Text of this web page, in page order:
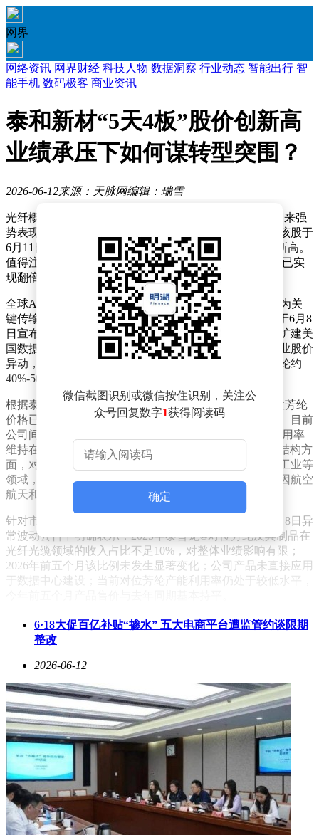
网界
网络资讯 网界财经 科技人物 数据洞察 行业动态 智能出行 智
能手机 数码极客 商业资讯
泰和新材“5天4板”股价创新高
业绩承压下如何谋转型突围？
2026-06-12来源：天脉网编辑：瑞雪
光纤概念热度持续攀升，泰和新材（002254.SZ）股价迎来强
势表现。继6月5日、8日、9日连续三个交易日涨停后，该股于
6月11日再度封板，收盘价定格在18.92元，创下近一年新高。
值得注意的是，当前股价较2025年12月11日9.2元的低点已实
现翻倍增长。
全球AI算力竞争正从芯片层向基础设施层延伸，光纤作为关
键传输介质需求激增。继me ta、英伟达布局后，亚马逊于6月8
日宣布与康宁达成数十亿美元长期光纤采购协议，用于扩建美
国数据中心网络。这一消息直接刺激光纤产业链相关企业股价
异动，泰和新材作为国内芳纶材料龙头，其产品对位芳纶约
40%-50%应用于光缆领域，成为资金追捧对象。
根据泰和新材6月10日披露的投资者关系记录，公司对位芳纶
价格已处于底部区间，自去年底以来呈现温和上涨态势。目前
公司间位芳纶与对位芳纶产能均为1.6万吨，整体产能利用率
维持在70%-80%水平，其中间位芳纶利用率略高。需求结构方
面，对位芳纶除光缆外，还广泛应用于安全防护、汽车工业等
领域，年需求增速保持个位数；间位芳纶下游的芳纶纸因航空
航天和电力行业需求旺盛，近两年保持20%-30%的增速。
针对市场关注的光纤领域业务占比问题，泰和新材在6月8日异
常波动公告中明确表示：2025年泰普龙®对位芳纶及其制品在
光纤光缆领域的收入占比不足10%，对整体业绩影响有限；
2026年前五个月该比例未发生显著变化；公司产品未直接应用
于数据中心建设；当前对位芳纶产能利用率仍处于较低水平，
作为扎根烟台经济技术开发区的新材料科技企业，泰和新材自
1987年成立以来已形成多元化产业布局。其氨纶产品广泛应用
料，不仅服务于国防军工装备制造，更在结构增强、电气绝
缘、个体防护等高端领域发挥关键作用。公司目前横跨氨纶、
间位芳纶、对位芳纶三大产业板块，构建起完整的特种纤维研
发生产体系。
尽管身处热门赛道，泰和新材近年却面临业绩压力。财务数据
显示，2022-2024年公司营收分别为37.50亿、39.25亿、39.29
亿元，归母净利润从4.36亿元逐步下滑至8953.71万元。2025年
业绩加速恶化，全年营收降至35.95亿元，同比下降8.51%；归
母净利润仅4146.49万元，同比腰斩；扣非后更是亏损1.43亿
元，同比暴跌近百倍。公司解释称，全球经济复苏乏力叠加行
业周期下行，导致产品售价与盈利水平大幅下滑，尽管通过技
微信截图识别或微信按住识别，关注公
众号回复数字1获得阅读码
确定
6·18大促百亿补贴“掺水” 五大电商平台遭监管约谈限期
整改
2026-06-12